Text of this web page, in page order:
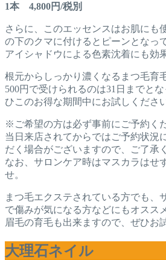
1本 4,800円/税別
さらに、このエッセンスはお肌にも
の下のクマに付けるとピーンとなっ
アイシャドウによる色素沈着にも効
根元からしっかり濃くなるまつ毛育
500円で受けられるのは31日までと
ひこのお得な期間中にお試しくださ
※ご希望の方は必ず事前にご予約く
当日来店されてからではご予約状況
だく場合がございますので、ご了承
なお、サロンケア時はマスカラはせ
せ。
まつ毛エクステされている方でも、
で傷みが気になる方などにもオスス
眉毛の育毛も出来ますので、ぜひお
大理石ネイル